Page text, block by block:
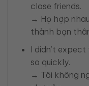
close friends.
→ Họ hợp
thành bạn
I didn’t
so quickly.
→ Tôi không